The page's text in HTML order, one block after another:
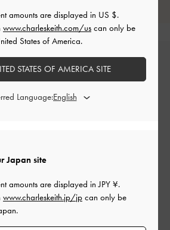
入した方のみ投稿ができます。
をお聞かせください
Japan site
amounts are displayed inJPY ¥.
www.charleskeith.jp/jp can only be
amounts are displayed in US $.
www.charleskeith.com/us can only be
States of America.
STATES OF AMERICA SITE
Language: